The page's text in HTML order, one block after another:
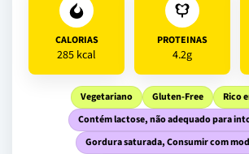
CALORIAS
285 kcal
PROTEINAS
4.2g
Vegetariano Gluten-Free
Rico
Contém lactose, não adequado para
Gordura saturada, Consumir com